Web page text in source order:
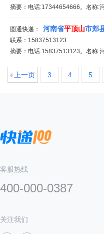
摘要：电话:17344654666。名称:
圆通快递： 河南省平顶山市郏
联系：15837513123
摘要：电话:15837513123。名称:
上一页 3 4 5
客服热线
400-000-0387
关注我们